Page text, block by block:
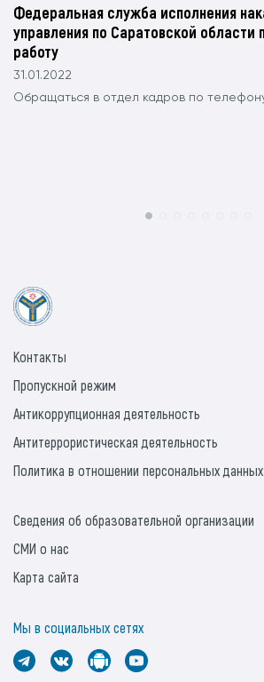
Федеральная служба исполнения
управления по Саратовской области
работу
31.01.2022
Обращаться в отдел кадров по
Контакты
Пропускной режим
Антикоррупционная деятельность
Антитеррористическая деятельность
Политика в отношении персональных данных
Сведения об образовательной организации
СМИ о нас
Карта сайта
Мы в социальных сетях